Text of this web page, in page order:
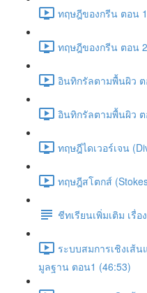
ทฤษฎีของกรีน ตอน
ทฤษฎีของกรีน ตอน
อินทิกรัลตามพื้นผิว ต
อินทิกรัลตามพื้นผิว ต
ทฤษฎีไดเวอร์เจน
ทฤษฎีสโตกส์
ชีทเรียนเพิ่มเติม เรื่
ระบบสมการเชิงเส้
มูลฐาน ตอน1 (46:53)